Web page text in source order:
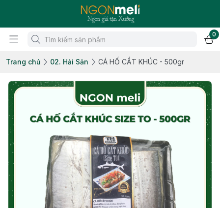
0
Trang chủ 02. Hải Sản CÁ HỐ CẮT KHÚC - 500gr